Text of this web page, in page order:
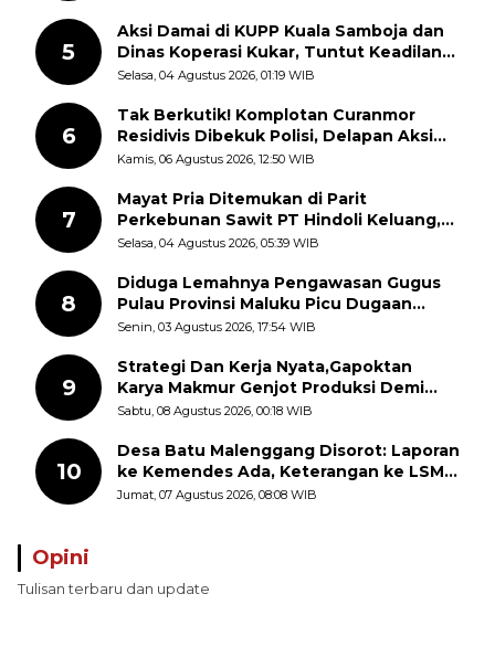
5
Aksi Damai di KUPP Kuala Samboja dan
Dinas Koperasi Kukar, Tuntut Keadilan
dan Kesempatan Kerja yang Adil
Selasa, 04 Agustus 2026, 01:19 WIB
6
Tak Berkutik! Komplotan Curanmor
Residivis Dibekuk Polisi, Delapan Aksi
Curanmor Di Candipuro Terungkap
Kamis, 06 Agustus 2026, 12:50 WIB
7
Mayat Pria Ditemukan di Parit
Perkebunan Sawit PT Hindoli Keluang,
Polisi Selidiki Penyebab Kematian
Selasa, 04 Agustus 2026, 05:39 WIB
8
Diduga Lemahnya Pengawasan Gugus
Pulau Provinsi Maluku Picu Dugaan
Pungli terhadap Nelayan Bale-Bale di
Senin, 03 Agustus 2026, 17:54 WIB
9
Strategi Dan Kerja Nyata,Gapoktan
Karya Makmur Genjot Produksi Demi
Swasembada Pangan
Sabtu, 08 Agustus 2026, 00:18 WIB
10
Desa Batu Malenggang Disorot: Laporan
ke Kemendes Ada, Keterangan ke LSM
GMAS Berbeda
Jumat, 07 Agustus 2026, 08:08 WIB
Opini
Tulisan terbaru dan update